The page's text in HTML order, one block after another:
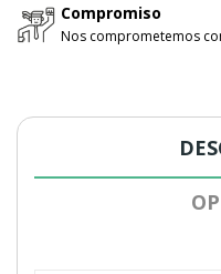
Compromiso
Nos comprometemos